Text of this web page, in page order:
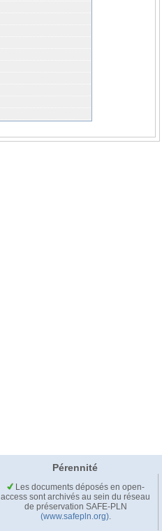
Pérennité
Les documents déposés en open-
access sont archivés au sein du réseau
de préservation SAFE-PLN
(www.safepln.org).